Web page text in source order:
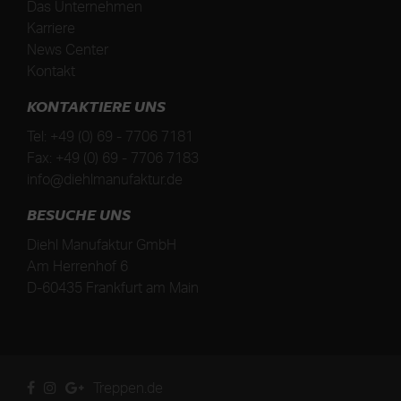
Das Unternehmen
Karriere
News Center
Kontakt
KONTAKTIERE UNS
Tel: +49 (0) 69 - 7706 7181
Fax: +49 (0) 69 - 7706 7183
info@diehlmanufaktur.de
BESUCHE UNS
Diehl Manufaktur GmbH
Am Herrenhof 6
D-60435 Frankfurt am Main
Treppen.de